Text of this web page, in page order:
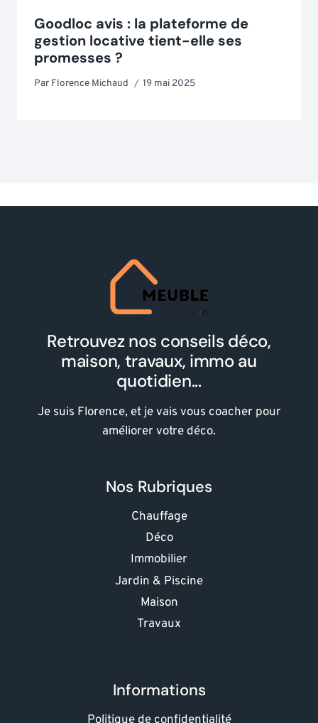
Goodloc avis : la plateforme de
gestion locative tient-elle ses
promesses ?
Par Florence Michaud 19 mai 2025
Retrouvez nos conseils déco,
maison, travaux, immo au
quotidien...
Je suis Florence, et je vais vous coacher pour
améliorer votre déco.
Nos Rubriques
Chauffage
Déco
Immobilier
Jardin & Piscine
Maison
Travaux
Informations